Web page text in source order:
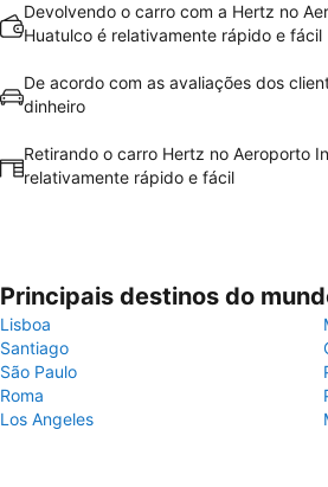
Devolvendo o carro com a Hertz no
Huatulco é relativamente rápido e fácil
De acordo com as avaliações dos
dinheiro
Retirando o carro Hertz no Aeroporto
relativamente rápido e fácil
Principais destinos do
Lisboa
Santiago
São Paulo
Roma
Los Angeles